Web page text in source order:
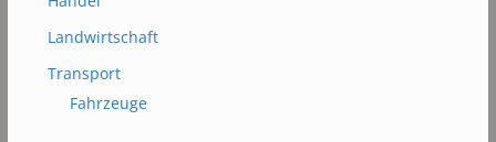
Landwirtschaft
Transport
Fahrzeuge